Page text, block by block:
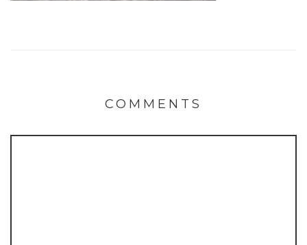
COMMENTS